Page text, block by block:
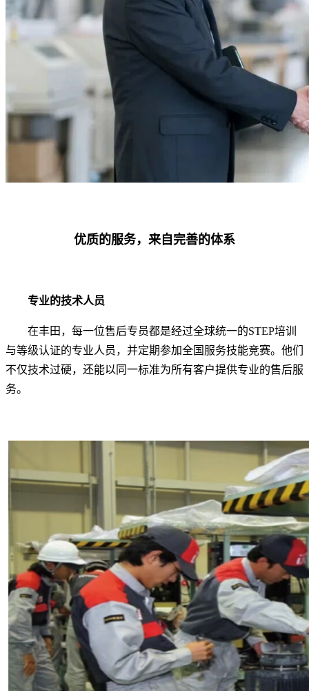
优质的服务，来自完善的体系
专业的技术人员
在丰田，每一位售后专员都是经过全球统一的STEP培训
与等级认证的专业人员，并定期参加全国服务技能竞赛。他们
不仅技术过硬，还能以同一标准为所有客户提供专业的售后服
务。